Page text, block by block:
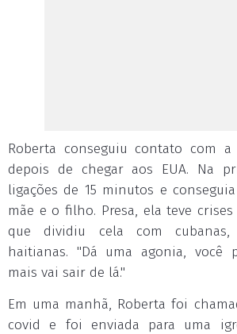
Roberta conseguiu contato com
depois de chegar aos EUA. Na
ligações de 15 minutos e
mãe e o filho. Presa, ela teve
que dividiu cela com cubanas,
haitianas. "Dá uma agonia, você
mais vai sair de lá."
Em uma manhã, Roberta foi
covid e foi enviada para uma